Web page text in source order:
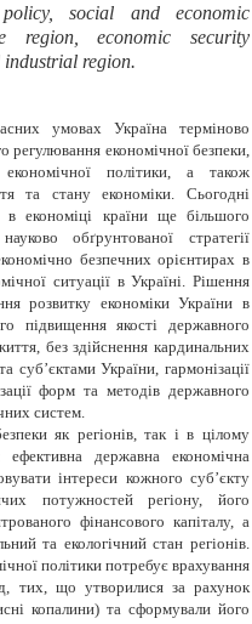
social and economic
region, economic security
industrial region.
умовах Україна терміново
економічної безпеки,
політики, а також
та стану економіки. Сьогодні
в економіці країни ще більшого
обґрунтованої стратегії
безпечних орієнтирах в
ситуації в Україні. Рішення
розвитку економіки України в
підвищення якості державного
без здійснення кардинальних
України, гармонізації
форм та методів державного
систем.
як регіонів, так і в цілому
ефективна державна економічна
інтереси кожного суб’єкту
потужностей регіону, його
фінансового капіталу, а
та екологічний стан регіонів.
політики потребує врахування
тих, що утворилися за рахунок
копалини) та сформували його